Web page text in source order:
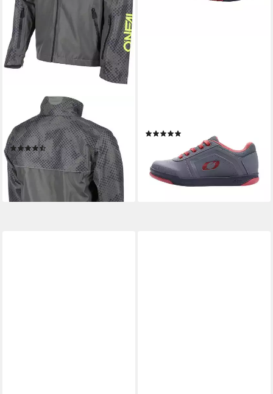
Regenjacke Shore V.22
Regenjacke wasserdicht
(3)
43,89 € UVP69,99 €
-37%
lieferbar - in 4-5 Werktagen bei dir
lieferbar - in 4-5 Werktagen bei dir